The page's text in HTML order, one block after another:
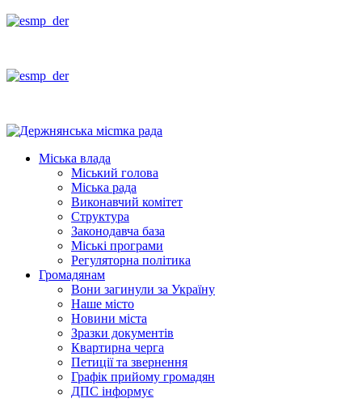
Міська влада
Міський голова
Міська рада
Виконавчий комітет
Структура
Законодавча база
Міські програми
Регуляторна політика
Громадянам
Вони загинули за Україну
Наше місто
Новини міста
Зразки документів
Квартирна черга
Петиції та звернення
Графік прийому громадян
ДПС інформує